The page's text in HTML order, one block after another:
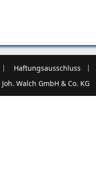
Haftungsausschluss
Walch GmbH & Co. KG